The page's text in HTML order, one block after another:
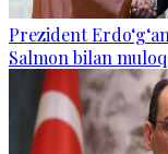
Prezident
Salmon bilan